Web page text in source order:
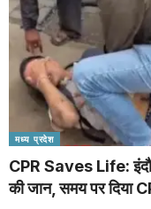
मध्य प्रदेश
CPR Saves Life:
की जान, समय पर दिया